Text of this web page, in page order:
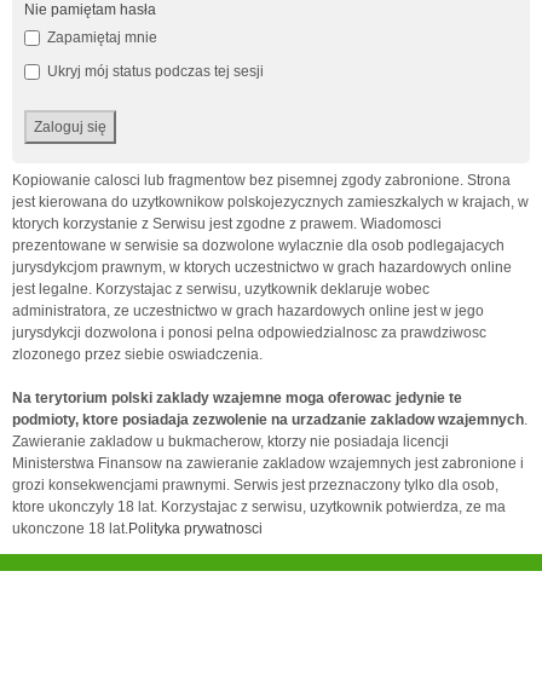
Nie pamiętam hasła
Zapamiętaj mnie
Ukryj mój status podczas tej sesji
Kopiowanie calosci lub fragmentow bez pisemnej zgody zabronione. Strona
jest kierowana do uzytkownikow polskojezycznych zamieszkalych w krajach, w
ktorych korzystanie z Serwisu jest zgodne z prawem. Wiadomosci
prezentowane w serwisie sa dozwolone wylacznie dla osob podlegajacych
jurysdykcjom prawnym, w ktorych uczestnictwo w grach hazardowych online
jest legalne. Korzystajac z serwisu, uzytkownik deklaruje wobec
administratora, ze uczestnictwo w grach hazardowych online jest w jego
jurysdykcji dozwolona i ponosi pelna odpowiedzialnosc za prawdziwosc
zlozonego przez siebie oswiadczenia.
Na terytorium polski zaklady wzajemne moga oferowac jedynie te
podmioty, ktore posiadaja zezwolenie na urzadzanie zakladow wzajemnych.
Zawieranie zakladow u bukmacherow, ktorzy nie posiadaja licencji
Ministerstwa Finansow na zawieranie zakladow wzajemnych jest zabronione i
grozi konsekwencjami prawnymi. Serwis jest przeznaczony tylko dla osob,
ktore ukonczyly 18 lat. Korzystajac z serwisu, uzytkownik potwierdza, ze ma
ukonczone 18 lat.Polityka prywatnosci